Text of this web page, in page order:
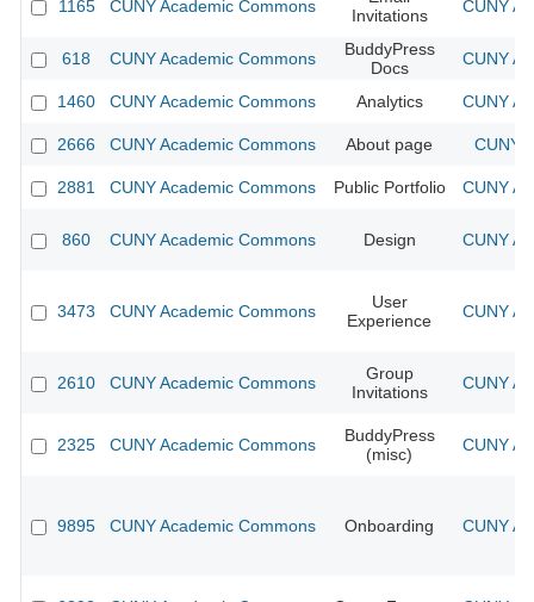
1165 CUNY Academic Commons
Invitations
CUNY
618 CUNY Academic Commons
BuddyPress
Docs
CUNY
1460 CUNY Academic Commons Analytics CUNY
2666 CUNY Academic Commons About page CUNY
2881 CUNY Academic Commons Public Portfolio CUNY
860 CUNY Academic Commons Design CUNY
3473 CUNY Academic Commons
User
Experience
CUNY
2610 CUNY Academic Commons
Group
Invitations
CUNY
2325 CUNY Academic Commons
BuddyPress
(misc)
CUNY
9895 CUNY Academic Commons Onboarding CUNY